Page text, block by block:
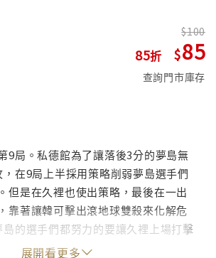
85
100
85
查詢門市庫存
9局。私德館為了讓落後3分的夢島無
在9局上半採用策略削弱夢島選手們
但是在久裡也使出策略，最後在一出
靠著讓韓可擊出滾地球雙殺來化解危
的選手們都努力的要讓久裡上場打擊
展開看更多